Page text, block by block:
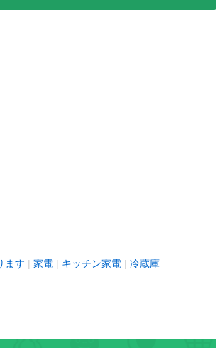
ます 家電 キッチン家電 冷蔵庫